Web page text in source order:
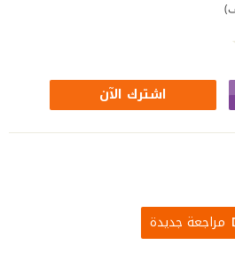
اشترك الآن
مراجعة جديدة